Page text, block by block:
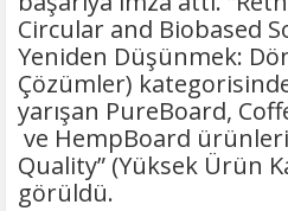
Circular and Biobased
Yeniden Düşünmek:
Çözümler)
yarışan PureBoard,
ve HempBoard
Quality” (Yüksek Ürün
görüldü.